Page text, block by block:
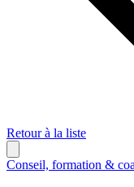
Retour à la liste
Conseil, formation &